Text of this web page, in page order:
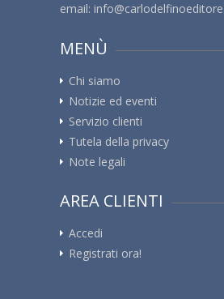
email:
MENÙ
Chi siamo
Notizie ed eventi
Servizio clienti
Tutela della privacy
Note legali
AREA CLIENTI
Accedi
Registrati ora!